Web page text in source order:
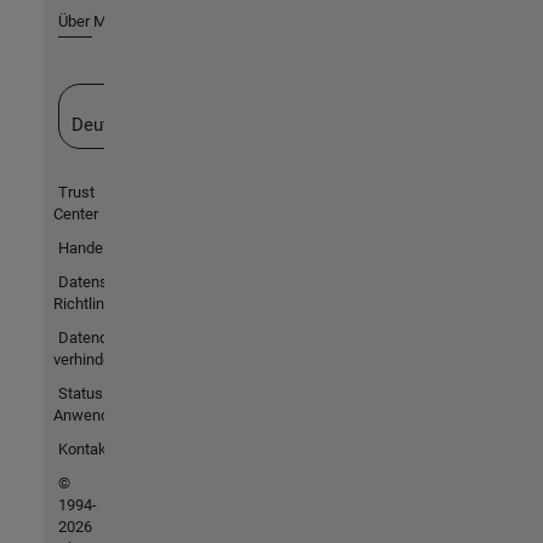
Über MathWorks
Deutschland
Trust
Center
Handelsmarken
Datenschutz-
Richtlinien
Datendiebstahl
verhindern
Status von
Anwendungen
Kontakt
©
1994-
2026